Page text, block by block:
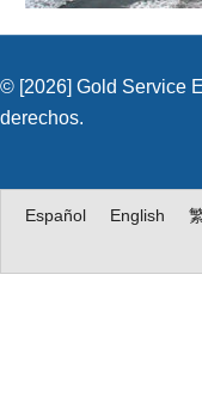
© [2026] Gold Service
derechos.
Español English